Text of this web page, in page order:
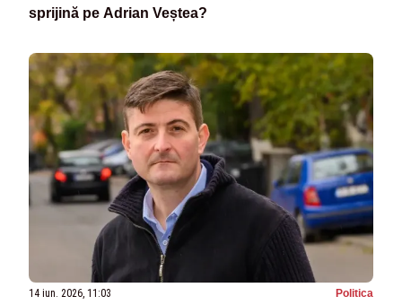
sprijină pe Adrian Veștea?
14 iun. 2026, 11:03 Politica